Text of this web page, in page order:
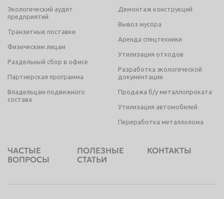
Экологический аудит
предприятий
Транзитные поставки
Физическим лицам
Раздельный сбор в офисе
Партнерская программа
Владельцам подвижного
состава
Демонтаж конструкций
Вывоз мусора
Аренда спецтехники
Утилизация отходов
Разработка экологической
документации
Продажа б/у металлопроката
Утилизация автомобилей
Переработка металлолома
ЧАСТЫЕ
ВОПРОСЫ
ПОЛЕЗНЫЕ
СТАТЬИ
КОНТАКТЫ